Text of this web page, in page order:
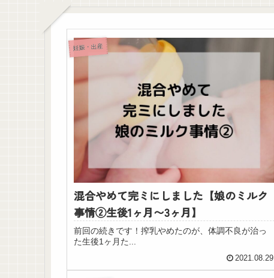
妊娠・出産
混合やめて完ミにしました【娘のミルク
事情②生後1ヶ月〜3ヶ月】
前回の続きです！搾乳やめたのが、体調不良が治っ
た生後1ヶ月た...
2021.08.29